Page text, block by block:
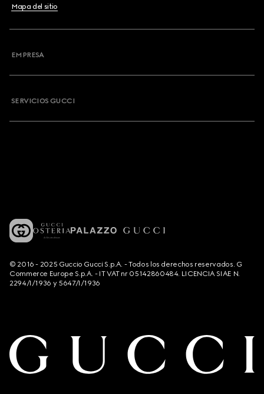
Mapa del sitio
EMPRESA
SERVICIOS GUCCI
© 2016 - 2025 Guccio Gucci S.p.A. - Todos los derechos reservados. G
Commerce Europe S.p.A. - IT VAT nr 05142860484. LICENCIA SIAE N.
2294/I/1936 y 5647/I/1936